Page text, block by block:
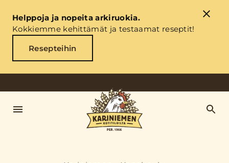
Helppoja ja nopeita arkiruokia.
Kokkiemme kehittämät ja testaamat reseptit!
Resepteihin